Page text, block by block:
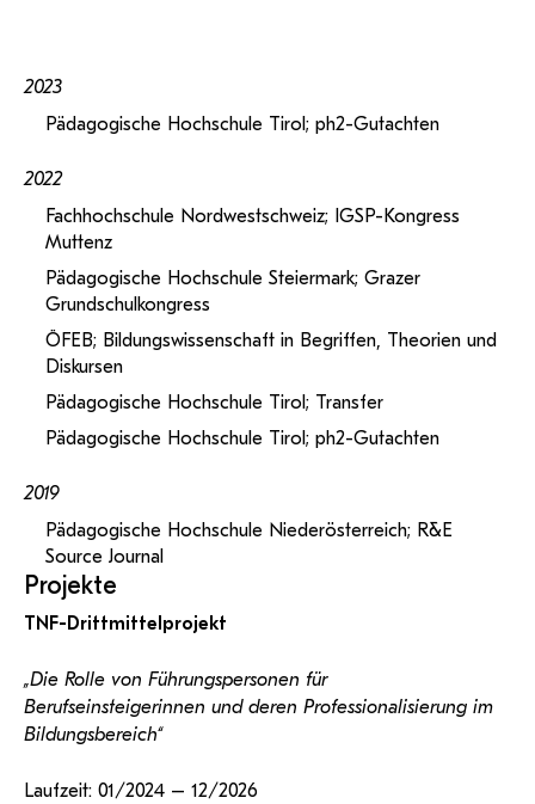
2023
Pädagogische Hochschule Tirol; ph2-Gutachten
2022
Fachhochschule Nordwestschweiz; IGSP-Kongress
Muttenz
Pädagogische Hochschule Steiermark; Grazer
Grundschulkongress
ÖFEB; Bildungswissenschaft in Begriffen, Theorien und
Diskursen
Pädagogische Hochschule Tirol; Transfer
Pädagogische Hochschule Tirol; ph2-Gutachten
2019
Pädagogische Hochschule Niederösterreich; R&E
Source Journal
Projekte
TNF-Drittmittelprojekt
„Die Rolle von Führungspersonen für
Berufseinsteigerinnen und deren Professionalisierung im
Bildungsbereich“
Laufzeit: 01/2024 – 12/2026